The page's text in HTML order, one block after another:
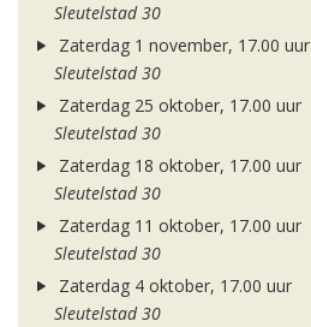
Sleutelstad 30
Zaterdag 1 november, 17.00 uur
Sleutelstad 30
Zaterdag 25 oktober, 17.00 uur
Sleutelstad 30
Zaterdag 18 oktober, 17.00 uur
Sleutelstad 30
Zaterdag 11 oktober, 17.00 uur
Sleutelstad 30
Zaterdag 4 oktober, 17.00 uur
Sleutelstad 30